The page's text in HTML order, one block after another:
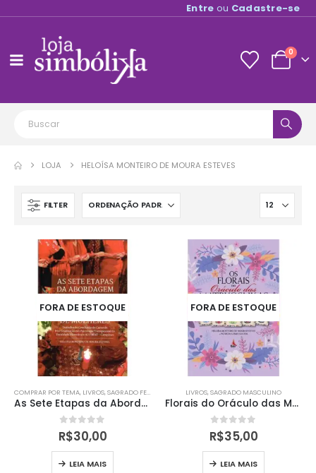
Entre ou Cadastre-se
0
LOJA HELOÍSA MONTEIRO DE MOURA ESTEVES
FILTER
FORA DE ESTOQUE
COMPRAR POR TEMA, LIVROS,SAGRADO FEMININO
As Sete Etapas da Abordagem Integrativa Transpessoal nos Círculos de Mulheres
0 out of 5
R$30,00
LEIA MAIS
FORA DE ESTOQUE
LIVROS,SAGRADO MASCULINO
Florais do Oráculo das Matryoshkas
0 out of 5
R$35,00
LEIA MAIS